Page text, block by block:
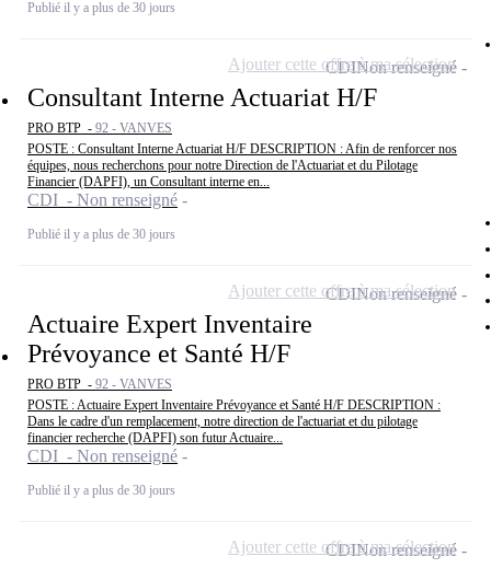
Publié il y a plus de 30 jours
Consultant Interne Actuariat H/F
PRO BTP - 92 - VANVES
POSTE : Consultant Interne Actuariat H/F DESCRIPTION : Afin de renforcer nos
équipes, nous recherchons pour notre Direction de l'Actuariat et du Pilotage
Financier (DAPFI), un Consultant interne en...
CDI - Non renseigné
Publié il y a plus de 30 jours
CDINon renseigné
Ajouter cette offre à ma sélection
Actuaire Expert Inventaire
Prévoyance et Santé H/F
PRO BTP - 92 - VANVES
POSTE : Actuaire Expert Inventaire Prévoyance et Santé H/F DESCRIPTION :
Dans le cadre d'un remplacement, notre direction de l'actuariat et du pilotage
financier recherche (DAPFI) son futur Actuaire...
CDI - Non renseigné
Publié il y a plus de 30 jours
CDINon renseigné
Ajouter cette offre à ma sélection
CDINon renseigné
Ajouter cette offre à ma sélection